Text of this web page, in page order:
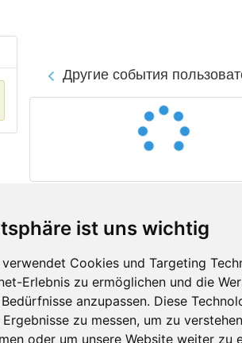
ist uns wichtig
Cookies und Targeting
Erlebnis zu ermöglichen und die
anzupassen. Diese
zu messen, um zu
oder um unsere Website weiter zu
Другие события
Facebook
Twitter
YouTube